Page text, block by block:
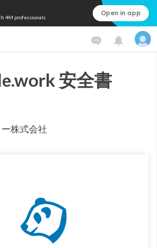
4M professionals Open in app
安全書
株式会社